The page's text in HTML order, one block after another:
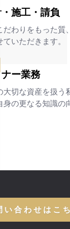
施工・請負
だわりをもった
いただきます。
ー業務
大切な資産を扱う
の更なる知識の
い合わせはこ